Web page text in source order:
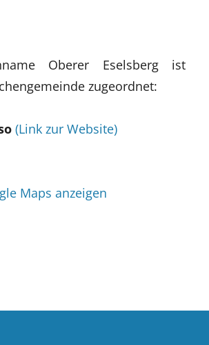
Oberer Eselsberg ist
zugeordnet:
(Link zur Website)
Maps anzeigen